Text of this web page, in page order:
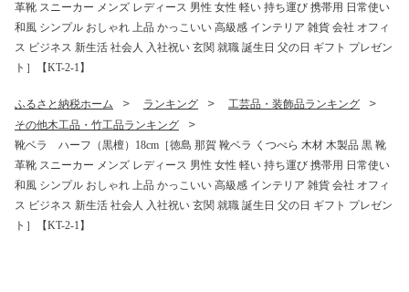
革靴 スニーカー メンズ レディース 男性 女性 軽い 持ち運び 携帯用 日常使い
和風 シンプル おしゃれ 上品 かっこいい 高級感 インテリア 雑貨 会社 オフィ
ス ビジネス 新生活 社会人 入社祝い 玄関 就職 誕生日 父の日 ギフト プレゼン
ト］【KT-2-1】
ふるさと納税ホーム ランキング
工芸品・装飾品ランキング
その他木工品・竹工品ランキング
靴ベラ ハーフ（黒檀）18cm［徳島 那賀 靴ベラ くつべら 木材 木製品 黒 靴
革靴 スニーカー メンズ レディース 男性 女性 軽い 持ち運び 携帯用 日常使い
和風 シンプル おしゃれ 上品 かっこいい 高級感 インテリア 雑貨 会社 オフィ
ス ビジネス 新生活 社会人 入社祝い 玄関 就職 誕生日 父の日 ギフト プレゼン
ト］【KT-2-1】